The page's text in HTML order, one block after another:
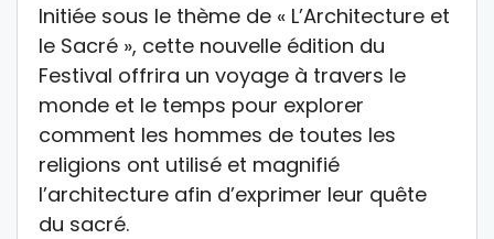
Initiée sous le thème de « L’Architecture et
le Sacré », cette nouvelle édition du
Festival offrira un voyage à travers le
monde et le temps pour explorer
comment les hommes de toutes les
religions ont utilisé et magnifié
l’architecture afin d’exprimer leur quête
du sacré.